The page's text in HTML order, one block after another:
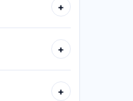
+
+
+